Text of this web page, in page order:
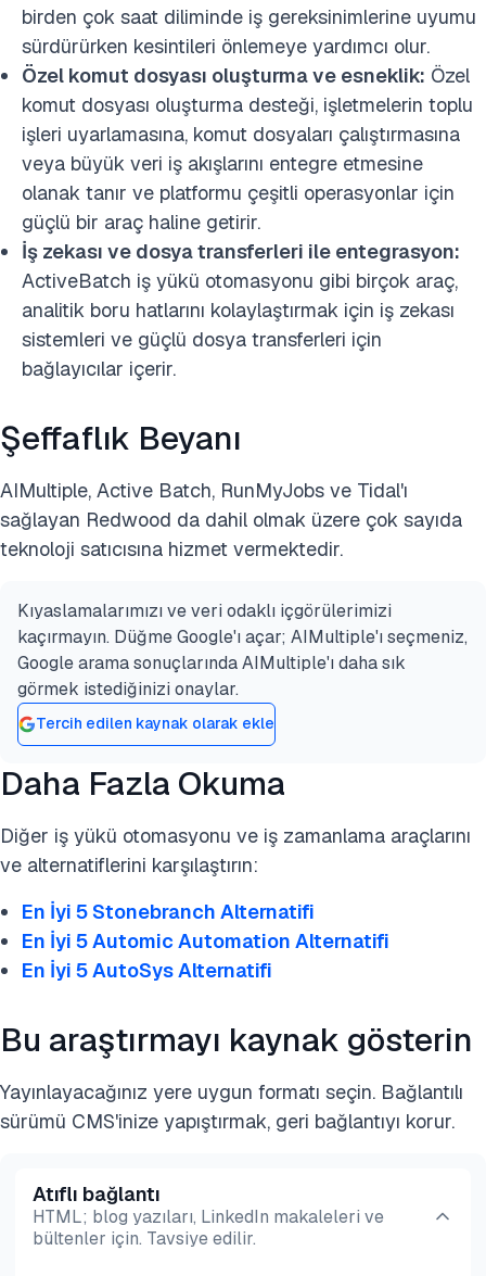
birden çok saat diliminde iş gereksinimlerine uyumu
sürdürürken kesintileri önlemeye yardımcı olur.
Özel komut dosyası oluşturma ve esneklik: Özel
komut dosyası oluşturma desteği, işletmelerin toplu
işleri uyarlamasına, komut dosyaları çalıştırmasına
veya büyük veri iş akışlarını entegre etmesine
olanak tanır ve platformu çeşitli operasyonlar için
güçlü bir araç haline getirir.
İş zekası ve dosya transferleri ile entegrasyon:
ActiveBatch iş yükü otomasyonu gibi birçok araç,
analitik boru hatlarını kolaylaştırmak için iş zekası
sistemleri ve güçlü dosya transferleri için
bağlayıcılar içerir.
Şeffaflık Beyanı
AIMultiple, Active Batch, RunMyJobs ve Tidal'ı
sağlayan Redwood da dahil olmak üzere çok sayıda
teknoloji satıcısına hizmet vermektedir.
Kıyaslamalarımızı ve veri odaklı içgörülerimizi
kaçırmayın. Düğme Google'ı açar; AIMultiple'ı seçmeniz,
Google arama sonuçlarında AIMultiple'ı daha sık
görmek istediğinizi onaylar.
Tercih edilen kaynak olarak ekle
Daha Fazla Okuma
Diğer iş yükü otomasyonu ve iş zamanlama araçlarını
ve alternatiflerini karşılaştırın:
En İyi 5 Stonebranch Alternatifi
En İyi 5 Automic Automation Alternatifi
En İyi 5 AutoSys Alternatifi
Bu araştırmayı kaynak gösterin
Yayınlayacağınız yere uygun formatı seçin. Bağlantılı
sürümü CMS'inize yapıştırmak, geri bağlantıyı korur.
Atıflı bağlantı
HTML; blog yazıları, LinkedIn makaleleri ve
bültenler için. Tavsiye edilir.